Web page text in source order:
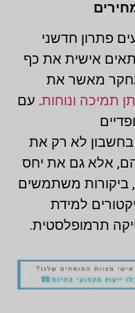
פתרון חדשני
אישית את כף
מאשר את
תמיכה ונוחות. עם
לא רק את
אלא גם את יחס
ביקורות משתמשים
למידת
תרמופלסטית.